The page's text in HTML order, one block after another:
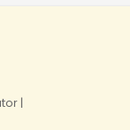
|